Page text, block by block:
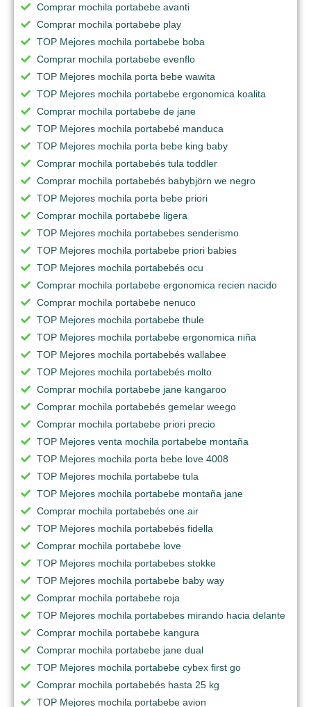
Comprar mochila portabebe avanti
Comprar mochila portabebe play
TOP Mejores mochila portabebe boba
Comprar mochila portabebe evenflo
TOP Mejores mochila porta bebe wawita
TOP Mejores mochila portabebe ergonomica koalita
Comprar mochila portabebe de jane
TOP Mejores mochila portabebé manduca
TOP Mejores mochila porta bebe king baby
Comprar mochila portabebés tula toddler
Comprar mochila portabebés babybjörn we negro
TOP Mejores mochila porta bebe priori
Comprar mochila portabebe ligera
TOP Mejores mochila portabebes senderismo
TOP Mejores mochila portabebe priori babies
TOP Mejores mochila portabebés ocu
Comprar mochila portabebe ergonomica recien nacido
Comprar mochila portabebe nenuco
TOP Mejores mochila portabebe thule
TOP Mejores mochila portabebe ergonomica niña
TOP Mejores mochila portabebés wallabee
TOP Mejores mochila portabebés molto
Comprar mochila portabebe jane kangaroo
Comprar mochila portabebés gemelar weego
Comprar mochila portabebe priori precio
TOP Mejores venta mochila portabebe montaña
TOP Mejores mochila porta bebe love 4008
TOP Mejores mochila portabebe tula
TOP Mejores mochila portabebe montaña jane
Comprar mochila portabebés one air
TOP Mejores mochila portabebés fidella
Comprar mochila portabebe love
TOP Mejores mochila portabebes stokke
TOP Mejores mochila portabebe baby way
Comprar mochila portabebe roja
TOP Mejores mochila portabebes mirando hacia delante
Comprar mochila portabebe kangura
Comprar mochila portabebe jane dual
TOP Mejores mochila portabebe cybex first go
Comprar mochila portabebés hasta 25 kg
TOP Mejores mochila portabebe avion